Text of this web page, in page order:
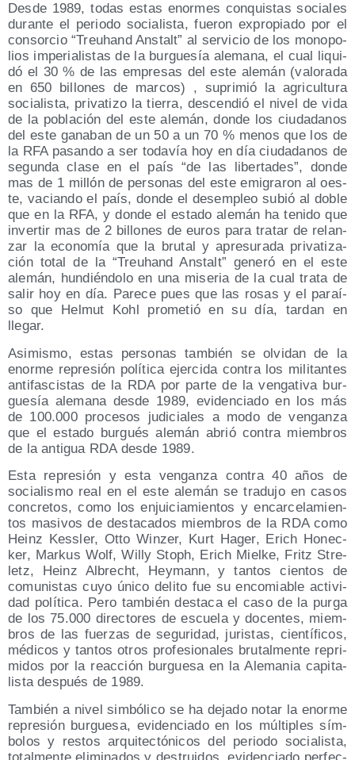
Des­de 1989, todas estas enor­mes con­quis­tas socia­les
duran­te el perio­do socia­lis­ta, fue­ron expro­pia­do por el
con­sor­cio “Treuhand Ans­talt” al ser­vi­cio de los mono­po­
lios impe­ria­lis­tas de la bur­gue­sía ale­ma­na, el cual liqui­
dó el 30 % de las empre­sas del este ale­mán (valo­ra­da
en 650 billo­nes de mar­cos) , supri­mió la agri­cul­tu­ra
socia­lis­ta, pri­va­ti­zo la tie­rra, des­cen­dió el nivel de vida
de la pobla­ción del este ale­mán, don­de los ciu­da­da­nos
del este gana­ban de un 50 a un 70 % menos que los de
la RFA pasan­do a ser toda­vía hoy en día ciu­da­da­nos de
segun­da cla­se en el país “de las liber­ta­des”, don­de
mas de 1 millón de per­so­nas del este emi­gra­ron al oes­
te, vacian­do el país, don­de el des­em­pleo subió al doble
que en la RFA, y don­de el esta­do ale­mán ha teni­do que
inver­tir mas de 2 billo­nes de euros para tra­tar de relan­
zar la eco­no­mía que la bru­tal y apre­su­ra­da pri­va­ti­za­
ción total de la “Treuhand Ans­talt” gene­ró en el este
ale­mán, hun­dién­do­lo en una mise­ria de la cual tra­ta de
salir hoy en día. Pare­ce pues que las rosas y el paraí­
so que Hel­mut Kohl pro­me­tió en su día, tar­dan en
llegar.
Asi­mis­mo, estas per­so­nas tam­bién se olvi­dan de la
enor­me repre­sión polí­ti­ca ejer­ci­da con­tra los mili­tan­tes
anti­fas­cis­tas de la RDA por par­te de la ven­ga­ti­va bur­
gue­sía ale­ma­na des­de 1989, evi­den­cia­do en los más
de 100.000 pro­ce­sos judi­cia­les a modo de ven­gan­za
que el esta­do bur­gués ale­mán abrió con­tra miem­bros
de la anti­gua RDA des­de 1989.
Esta repre­sión y esta ven­gan­za con­tra 40 años de
socia­lis­mo real en el este ale­mán se tra­du­jo en casos
con­cre­tos, como los enjui­cia­mien­tos y encar­ce­la­mien­
tos masi­vos de des­ta­ca­dos miem­bros de la RDA como
Heinz Kess­ler, Otto Win­zer, Kurt Hager, Erich Honec­
ker, Mar­kus Wolf, Willy Stoph, Erich Miel­ke, Fritz Stre­
letz, Heinz Albrecht, Hey­mann, y tan­tos cien­tos de
comu­nis­tas cuyo úni­co deli­to fue su enco­mia­ble acti­vi­
dad polí­ti­ca. Pero tam­bién des­ta­ca el caso de la pur­ga
de los 75.000 direc­to­res de escue­la y docen­tes, miem­
bros de las fuer­zas de segu­ri­dad, juris­tas, cien­tí­fi­cos,
médi­cos y tan­tos otros pro­fe­sio­na­les bru­tal­men­te repri­
mi­dos por la reac­ción bur­gue­sa en la Ale­ma­nia capi­ta­
lis­ta des­pués de 1989.
Tam­bién a nivel sim­bó­li­co se ha deja­do notar la enor­me
repre­sión bur­gue­sa, evi­den­cia­do en los múl­ti­ples sím­
bo­los y res­tos arqui­tec­tó­ni­cos del perio­do socia­lis­ta,
total­men­te eli­mi­na­dos y des­trui­dos, evi­den­cia­do per­fec­